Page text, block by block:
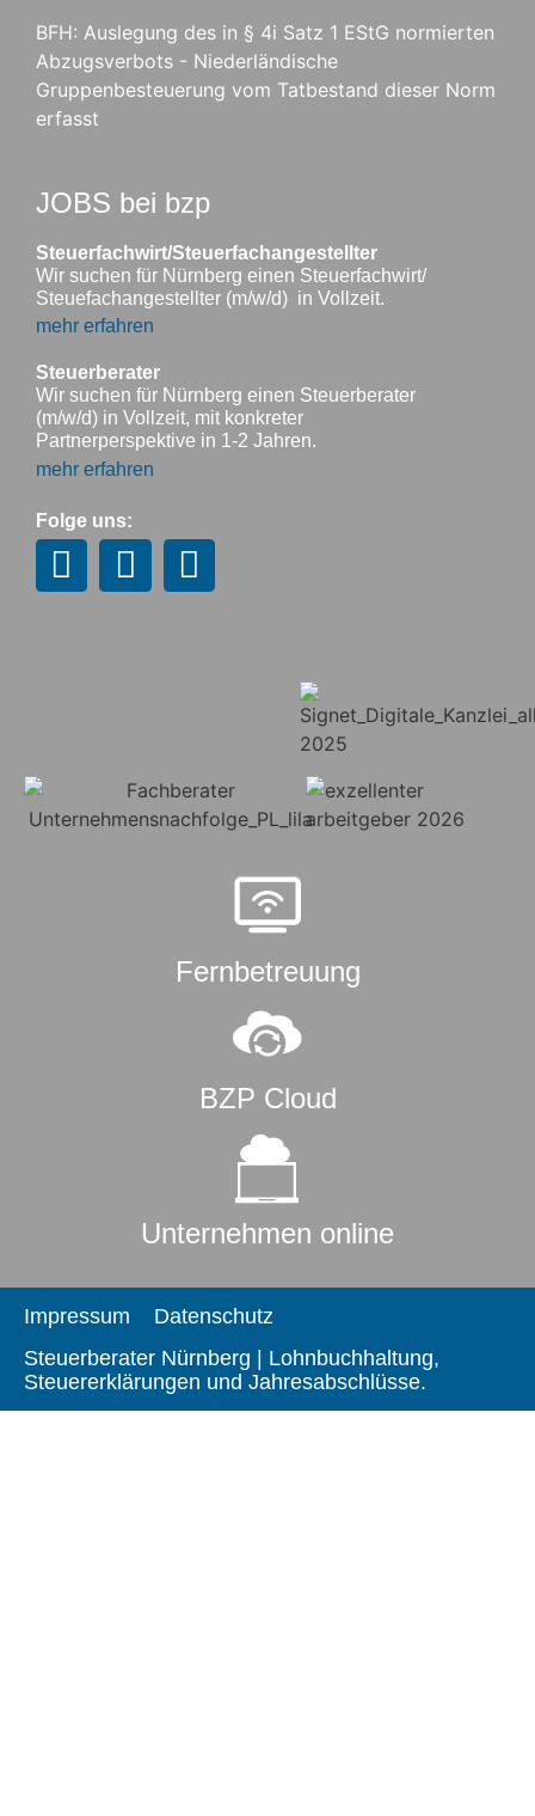
BFH: Auslegung des in § 4i Satz 1 EStG normierten
Abzugsverbots - Niederländische
Gruppenbesteuerung vom Tatbestand dieser Norm
erfasst
JOBS bei bzp
Steuerfachwirt/Steuerfachangestellter
Wir suchen für Nürnberg einen Steuerfachwirt/
Steuefachangestellter (m/w/d) in Vollzeit.
mehr erfahren
Steuerberater
Wir suchen für Nürnberg einen Steuerberater
(m/w/d) in Vollzeit, mit konkreter
Partnerperspektive in 1-2 Jahren.
mehr erfahren
Folge uns:
Fernbetreuung
BZP Cloud
Unternehmen online
Impressum
Datenschutz
Steuerberater Nürnberg | Lohnbuchhaltung,
Steuererklärungen und Jahresabschlüsse.